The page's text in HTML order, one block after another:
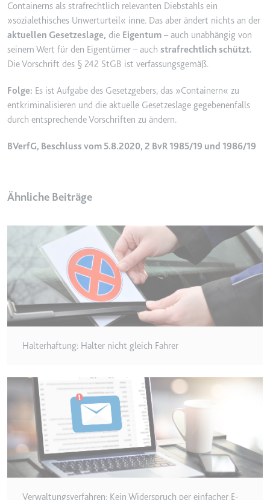
Werbebannern auf der Website -
Dies dient der Optimierung der
Relevanz der Werbung auf der
Website.
Ablauf:
Beständig
Typ:
HTML Local Storage
__Secure-ROLLOUT_TOKEN
Anbieter:
youtube.com
verfolgen.
Typ:
HTTP-Cookie
__Secure-YEC
Anbieter:
youtube.com
Zweck:
Speichert die
eines auf anderen Webseiten
Sitzung
Typ:
HTTP-Cookie
__Secure-YNID
Anbieter:
youtube.com
Zweck:
Wird verwendet, um die
Containerns als strafrechtlich relevanten Diebstahls ein
»sozialethisches Unwerturteil« inne. Das aber ändert nichts an der
aktuellen Gesetzeslage, die Eigentum – auch unabhängig von
seinem Wert für den Eigentümer – auch strafrechtlich schützt.
Die Vorschrift des § 242 StGB ist verfassungsgemäß.
Folge: Es ist Aufgabe des Gesetzgebers, das »Containern« zu
entkriminalisieren und die aktuelle Gesetzeslage gegebenenfalls
durch entsprechende Vorschriften zu ändern.
BVerfG, Beschluss vom 5.8.2020, 2 BvR 1985/19 und 1986/19
Ähnliche Beiträge
Halterhaftung: Halter nicht gleich Fahrer
Verwaltungsverfahren: Kein Widerspruch per einfacher E-